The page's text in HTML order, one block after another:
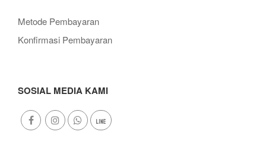
Metode Pembayaran
Konfirmasi Pembayaran
SOSIAL MEDIA KAMI